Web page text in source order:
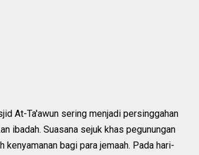
At-Ta'awun sering menjadi persinggahan
ibadah. Suasana sejuk khas pegunungan
bagi para jemaah. Pada hari-